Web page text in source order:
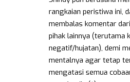
rangkaian peristiwa ini,
membalas komentar
pihak lainnya (terutama
negatif/hujatan), demi
mentalnya agar tetap
mengatasi semua